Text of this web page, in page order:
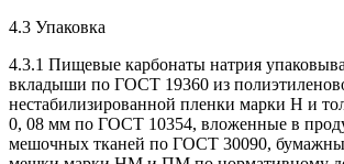
4.3 Упаковка
4.3.1 Пищевые карбонаты натрия
вкладыши по ГОСТ 19360 из
нестабилизированной пленки марки Н и
0, 08 мм по ГОСТ 10354, вложенные в
мешочных тканей по ГОСТ 30090,